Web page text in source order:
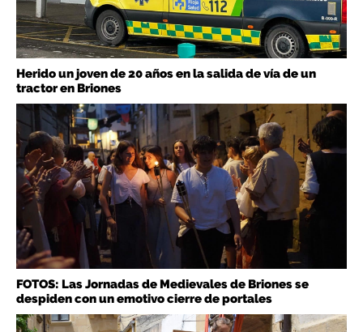
Herido un joven de 20 años en la salida de vía de un
tractor en Briones
FOTOS: Las Jornadas de Medievales de Briones se
despiden con un emotivo cierre de portales